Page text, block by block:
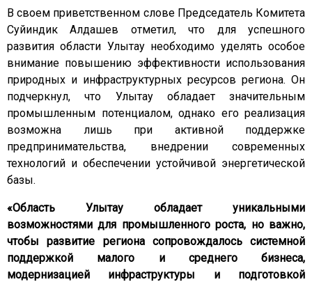
В своем приветственном слове Председатель Комитета
Суйиндик Алдашев отметил, что для успешного
развития области Улытау необходимо уделять особое
внимание повышению эффективности использования
природных и инфраструктурных ресурсов региона. Он
подчеркнул, что Улытау обладает значительным
промышленным потенциалом, однако его реализация
возможна лишь при активной поддержке
предпринимательства, внедрении современных
технологий и обеспечении устойчивой энергетической
базы.
«Область Улытау обладает уникальными
возможностями для промышленного роста, но важно,
чтобы развитие региона сопровождалось системной
поддержкой малого и среднего бизнеса,
модернизацией инфраструктуры и подготовкой